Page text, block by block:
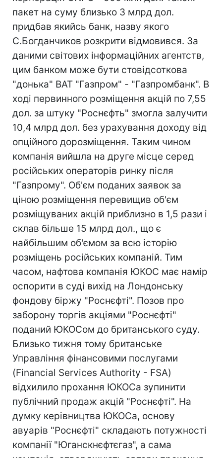
пакет на суму близько 3 млрд дол.
придбав якийсь банк, назву якого
С.Богданчиков розкрити відмовився. За
даними світових інформаційних агентств,
цим банком може бути стовідсоткова
"донька" ВАТ "Газпром" - "Газпромбанк". В
ході первинного розміщення акцій по 7,55
дол. за штуку "Роснєфть" змогла залучити
10,4 млрд дол. без урахування доходу від
опційного дорозміщення. Таким чином
компанія вийшла на друге місце серед
російських операторів ринку після
"Газпрому". Об'єм поданих заявок за
ціною розміщення перевищив об'єм
розміщуваних акцій приблизно в 1,5 рази і
склав більше 15 млрд дол., що є
найбільшим об'ємом за всю історію
розміщень російських компаній. Тим
часом, нафтова компанія ЮКОС має намір
оспорити в суді вихід на Лондонську
фондову біржу "Роснєфті". Позов про
заборону торгів акціями "Роснєфті"
поданий ЮКОСом до британського суду.
Близько тижня тому британське
Управління фінансовими послугами
(Financial Services Authority - FSA)
відхилило прохання ЮКОСа зупинити
публічний продаж акцій "Роснєфті". На
думку керівництва ЮКОСа, основу
авуарів "Роснєфті" складають потужності
компанії "Юганскнєфтєгаз", а сама